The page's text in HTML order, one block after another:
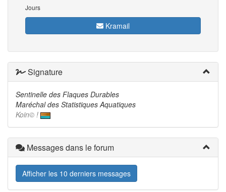
Jours
Kramail
Signature
Sentinelle des Flaques Durables
Maréchal des Statistiques Aquatiques
Koin© !
Messages dans le forum
Afficher les 10 derniers messages